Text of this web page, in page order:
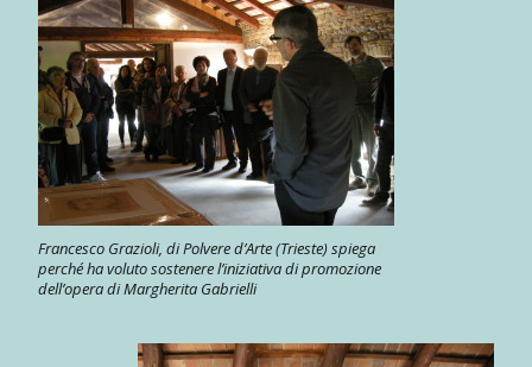
Francesco Grazioli, di Polvere d’Arte (Trieste) spiega
perché ha voluto sostenere l’iniziativa di promozione
dell’opera di Margherita Gabrielli